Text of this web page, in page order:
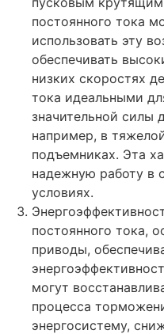
постоянного тока
использовать эту
обеспечивать
низких скоростях
тока идеальными
значительной силы
например, в
подъемниках. Эта
надежную работу в
условиях.
постоянного тока,
приводы,
могут
процесса
энергосистему,